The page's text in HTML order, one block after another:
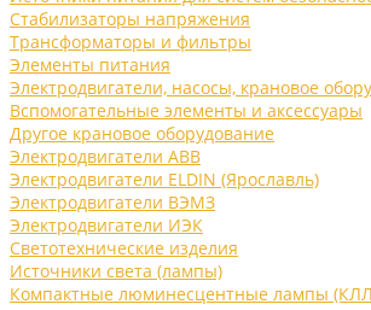
Стабилизаторы напряжения
Трансформаторы и фильтры
Элементы питания
Электродвигатели, насосы, крановое
Вспомогательные элементы и аксессуары
Другое крановое оборудование
Электродвигатели ABB
Электродвигатели ELDIN (Ярославль)
Электродвигатели ВЭМЗ
Электродвигатели ИЭК
Светотехнические изделия
Источники света (лампы)
Компактные люминесцентные лампы